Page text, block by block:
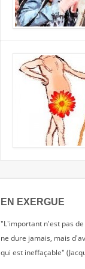
EN EXERGUE
"L'important n'est pas
ne dure jamais, mais
qui est ineffaçable"